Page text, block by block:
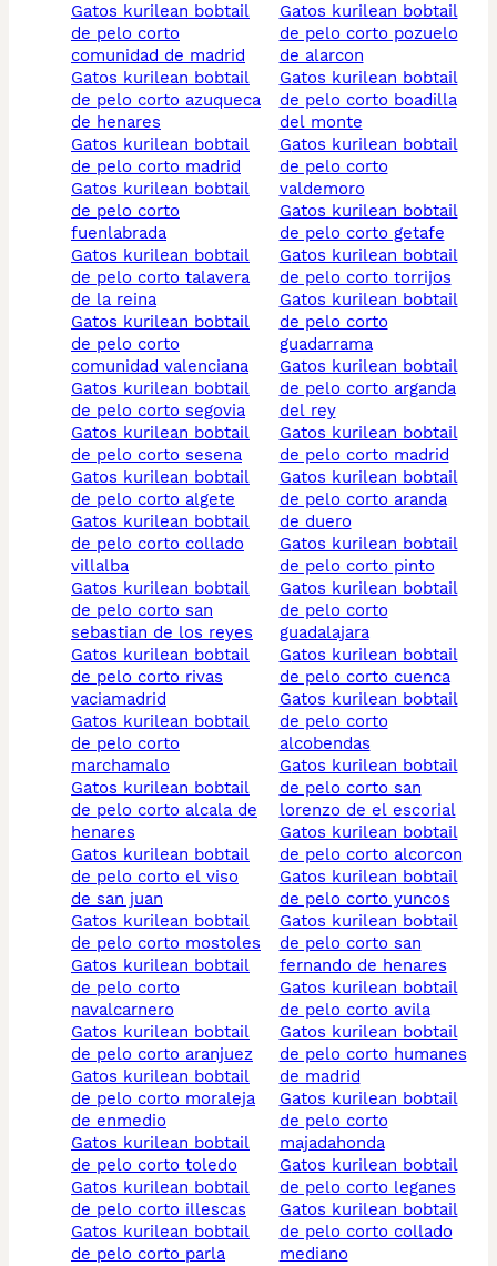
gatos kurilean bobtail
de pelo corto
comunidad de madrid
gatos kurilean bobtail
de pelo corto azuqueca
de henares
gatos kurilean bobtail
de pelo corto madrid
gatos kurilean bobtail
de pelo corto
fuenlabrada
gatos kurilean bobtail
de pelo corto talavera
de la reina
gatos kurilean bobtail
de pelo corto
comunidad valenciana
gatos kurilean bobtail
de pelo corto segovia
gatos kurilean bobtail
de pelo corto sesena
gatos kurilean bobtail
de pelo corto algete
gatos kurilean bobtail
de pelo corto collado
villalba
gatos kurilean bobtail
de pelo corto san
sebastian de los reyes
gatos kurilean bobtail
de pelo corto rivas
vaciamadrid
gatos kurilean bobtail
de pelo corto
marchamalo
gatos kurilean bobtail
de pelo corto alcala de
henares
gatos kurilean bobtail
de pelo corto el viso
de san juan
gatos kurilean bobtail
de pelo corto mostoles
gatos kurilean bobtail
de pelo corto
navalcarnero
gatos kurilean bobtail
de pelo corto aranjuez
gatos kurilean bobtail
de pelo corto moraleja
de enmedio
gatos kurilean bobtail
de pelo corto toledo
gatos kurilean bobtail
de pelo corto illescas
gatos kurilean bobtail
de pelo corto parla
gatos kurilean bobtail
de pelo corto pozuelo
de alarcon
gatos kurilean bobtail
de pelo corto boadilla
del monte
gatos kurilean bobtail
de pelo corto
valdemoro
gatos kurilean bobtail
de pelo corto getafe
gatos kurilean bobtail
de pelo corto torrijos
gatos kurilean bobtail
de pelo corto
guadarrama
gatos kurilean bobtail
de pelo corto arganda
del rey
gatos kurilean bobtail
de pelo corto madrid
gatos kurilean bobtail
de pelo corto aranda
de duero
gatos kurilean bobtail
de pelo corto pinto
gatos kurilean bobtail
de pelo corto
guadalajara
gatos kurilean bobtail
de pelo corto cuenca
gatos kurilean bobtail
de pelo corto
alcobendas
gatos kurilean bobtail
de pelo corto san
lorenzo de el escorial
gatos kurilean bobtail
de pelo corto alcorcon
gatos kurilean bobtail
de pelo corto yuncos
gatos kurilean bobtail
de pelo corto san
fernando de henares
gatos kurilean bobtail
de pelo corto avila
gatos kurilean bobtail
de pelo corto humanes
de madrid
gatos kurilean bobtail
de pelo corto
majadahonda
gatos kurilean bobtail
de pelo corto leganes
gatos kurilean bobtail
de pelo corto collado
mediano